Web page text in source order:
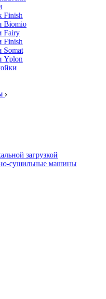
Finish
Biomio
Fairy
Finish
Somat
Yplon
загрузкой
сушильные машины